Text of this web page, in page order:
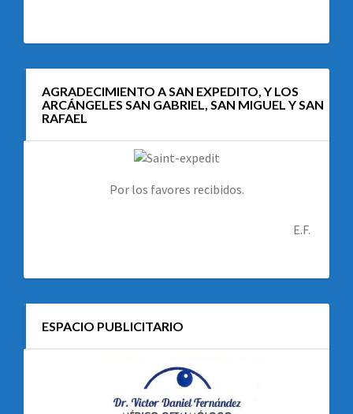
AGRADECIMIENTO A SAN EXPEDITO, Y LOS
ARCÁNGELES SAN GABRIEL, SAN MIGUEL Y SAN
RAFAEL
Por los favores recibidos.
E.F.
ESPACIO PUBLICITARIO